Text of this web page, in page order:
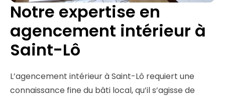
Notre expertise en
agencement intérieur à
Saint-Lô
L’agencement intérieur à Saint-Lô requiert une
connaissance fine du bâti local, qu’il s’agisse de